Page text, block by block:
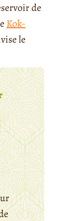
de
Kok-
le